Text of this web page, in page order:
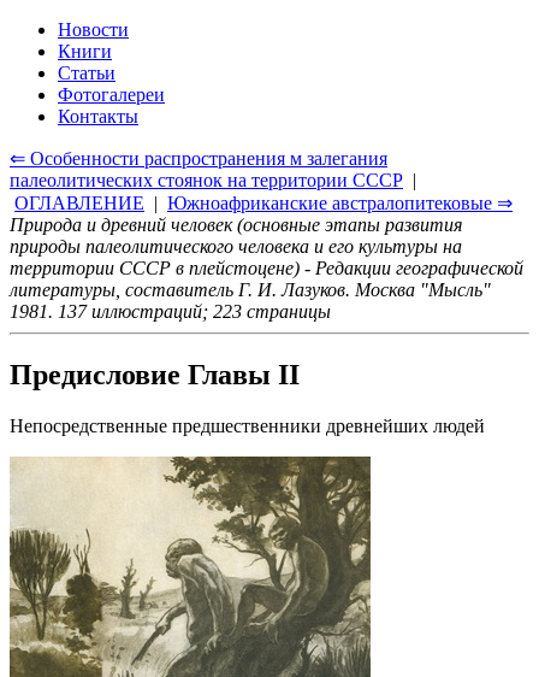
Новости
Книги
Статьи
Фотогалереи
Контакты
⇐ Особенности распространения м залегания
палеолитических стоянок на территории СССР |
ОГЛАВЛЕНИЕ | Южноафриканские австралопитековые ⇒
Природа и древний человек (основные этапы развития
природы палеолитического человека и его культуры на
территории СССР в плейстоцене) - Редакции географической
литературы, составитель Г. И. Лазуков. Москва "Мысль"
1981. 137 иллюстраций; 223 страницы
Предисловие Главы II
Непосредственные предшественники древнейших людей